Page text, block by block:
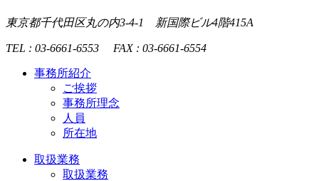
東京都千代田区丸の内3-4-1 新国際ビル4階415A
TEL : 03-6661-6553 FAX : 03-6661-6554
事務所紹介
ご挨拶
事務所理念
人員
所在地
取扱業務
取扱業務